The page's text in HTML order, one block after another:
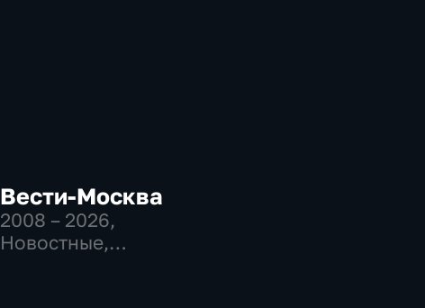
Вести-Москва
2008 – 2026,
Новостные,